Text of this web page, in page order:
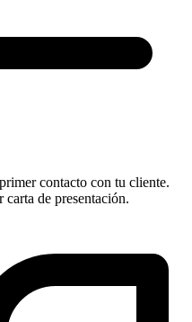
contacto con tu cliente.
de presentación.